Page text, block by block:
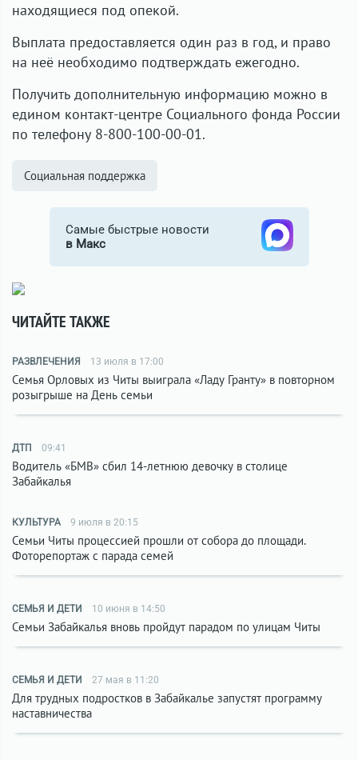
находящиеся под опекой.
Выплата предоставляется один раз в год, и право
на неё необходимо подтверждать ежегодно.
Получить дополнительную информацию можно в
едином контакт-центре Социального фонда России
по телефону 8-800-100-00-01.
Социальная поддержка
Самые быстрые новости
в Макс
ЧИТАЙТЕ ТАКЖЕ
РАЗВЛЕЧЕНИЯ 13 июля в 17:00
Семья Орловых из Читы выиграла «Ладу Гранту» в повторном
розыгрыше на День семьи
ДТП 09:41
Водитель «БМВ» сбил 14-летнюю девочку в столице
Забайкалья
КУЛЬТУРА 9 июля в 20:15
Семьи Читы процессией прошли от собора до площади.
Фоторепортаж с парада семей
СЕМЬЯ И ДЕТИ 10 июня в 14:50
Семьи Забайкалья вновь пройдут парадом по улицам Читы
СЕМЬЯ И ДЕТИ 27 мая в 11:20
Для трудных подростков в Забайкалье запустят программу
наставничества